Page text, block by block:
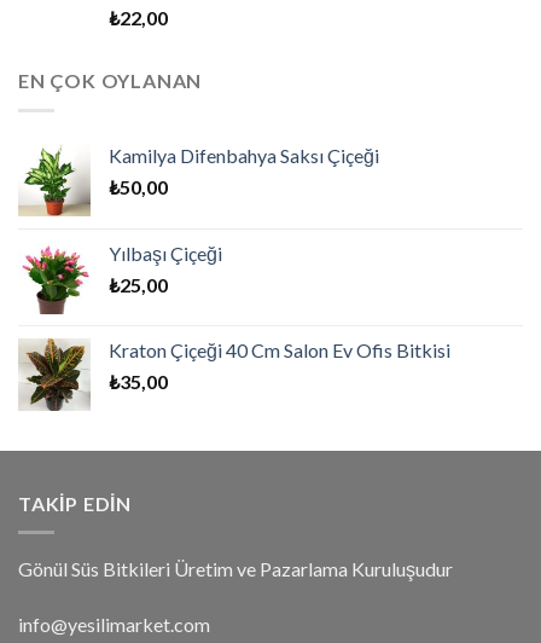
₺22,00
EN ÇOK OYLANAN
Kamilya Difenbahya Saksı Çiçeği
₺50,00
Yılbaşı Çiçeği
₺25,00
Kraton Çiçeği 40 Cm Salon Ev Ofis Bitkisi
₺35,00
TAKIP EDIN
Gönül Süs Bitkileri Üretim ve Pazarlama Kuruluşudur
info@yesilimarket.com